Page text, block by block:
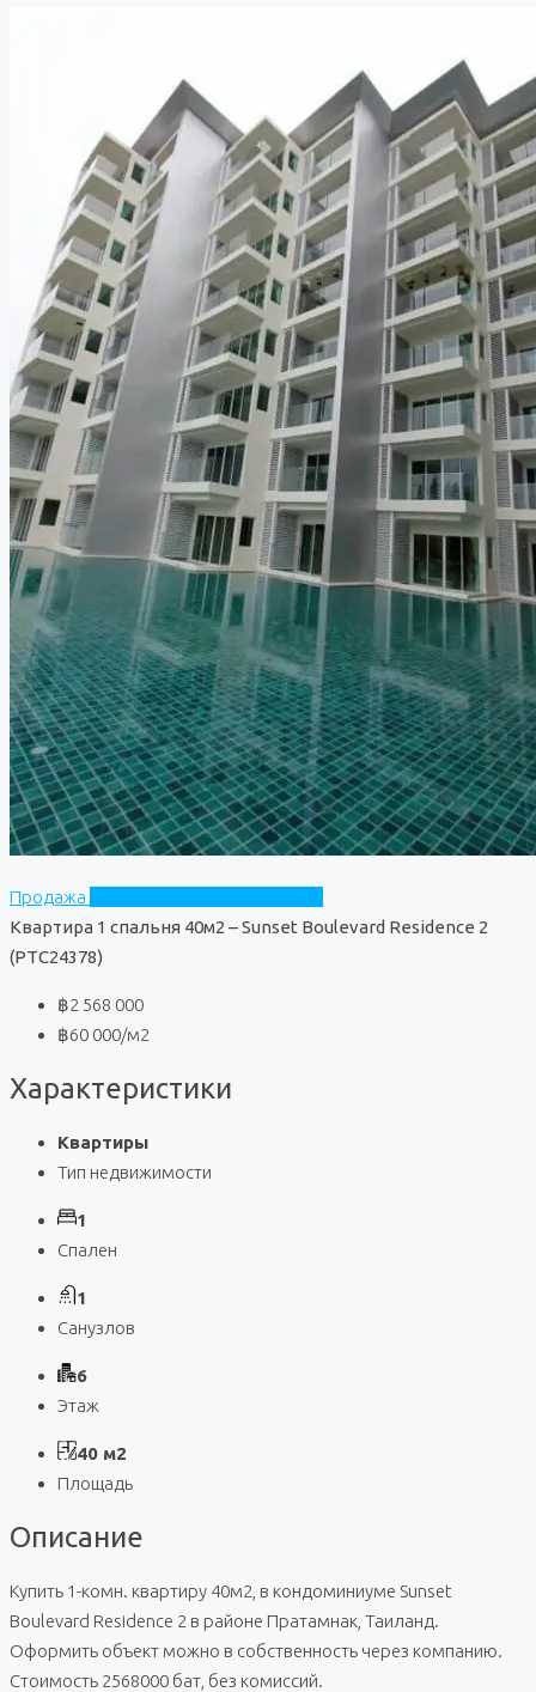
Продажа
Квартира 1 спальня 40м2 – Sunset Boulevard Residence 2
(PTC24378)
฿2 568 000
฿60 000/м2
Характеристики
Квартиры
Тип недвижимости
1
Спален
1
Санузлов
6
Этаж
40 м2
Площадь
Описание
Купить 1-комн. квартиру 40м2, в кондоминиуме Sunset
Boulevard Residence 2 в районе Пратамнак, Таиланд.
Оформить объект можно в собственность через компанию.
Стоимость 2568000 бат, без комиссий.